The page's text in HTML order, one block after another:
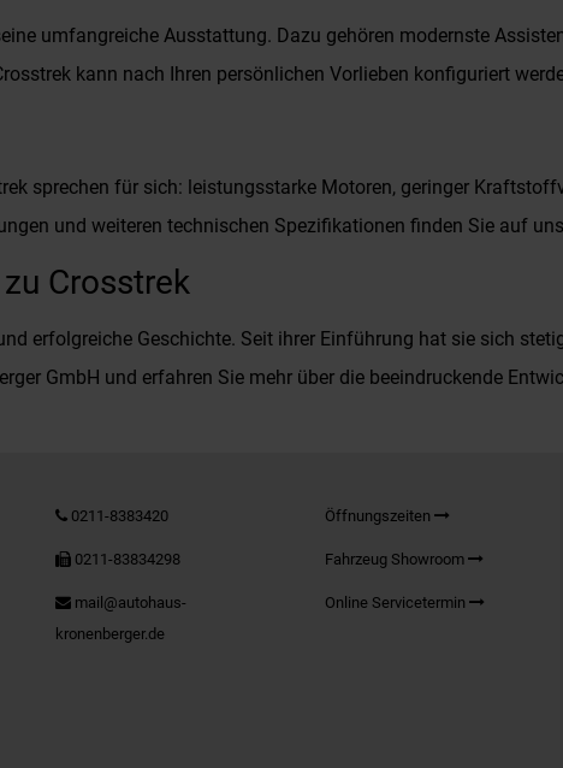
umfangreiche Ausstattung. Dazu gehören modernste
kann nach Ihren persönlichen Vorlieben konfiguriert
sprechen für sich: leistungsstarke Motoren, geringer
und weiteren technischen Spezifikationen finden Sie auf
Crosstrek
erfolgreiche Geschichte. Seit ihrer Einführung hat sie sich
GmbH und erfahren Sie mehr über die beeindruckende
0211-8383420
0211-83834298
mail@autohaus-
kronenberger.de
Öffnungszeiten
Fahrzeug Showroom
Online Servicetermin